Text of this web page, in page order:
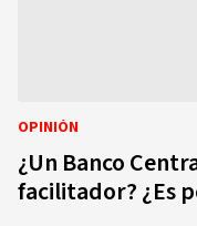
OPINIÓN
¿Un Banco
facilitador? ¿Es